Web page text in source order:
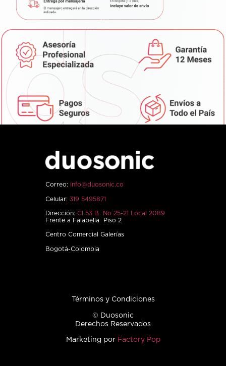
Correo: info@duosonic.co
Celular: 319 5495871
Dirección: Cl 53 B No 25-21 Local 2089
Frente a Falabella Piso 2
Centro Comercial Galerías
Bogotá-Colombia
Términos y Condiciones
© Duosonic
Derechos Reservados
Marketing por Factory Pop